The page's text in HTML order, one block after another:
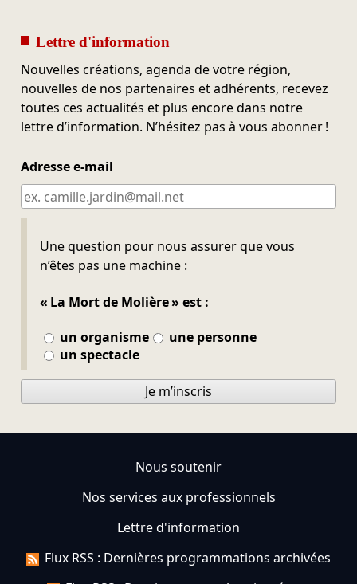
Lettre d'information
Nouvelles créations, agenda de votre région,
nouvelles de nos partenaires et adhérents, recevez
toutes ces actualités et plus encore dans notre
lettre d’information. N’hésitez pas à vous abonner !
Adresse e-mail
Une question pour nous assurer que vous
n’êtes pas une machine :
« La Mort de Molière » est :
un organisme
une personne
un spectacle
Ne pas remplir
Je m’inscris
Nous soutenir
Nos services aux professionnels
Lettre d'information
Flux RSS : Dernières programmations archivées